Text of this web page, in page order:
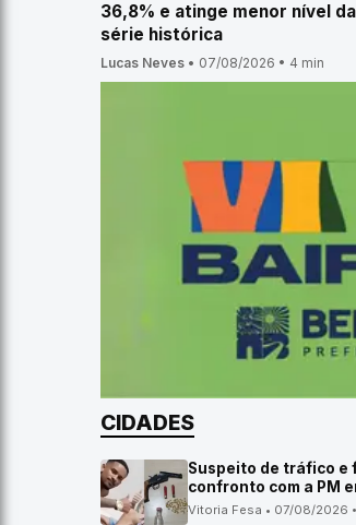
36,8% e atinge menor nível da
série histórica
Lucas Neves • 07/08/2026 • 4 min
CIDADES
Suspeito de tráfico e
confronto com a PM
Vitoria Fesa • 07/08/2026